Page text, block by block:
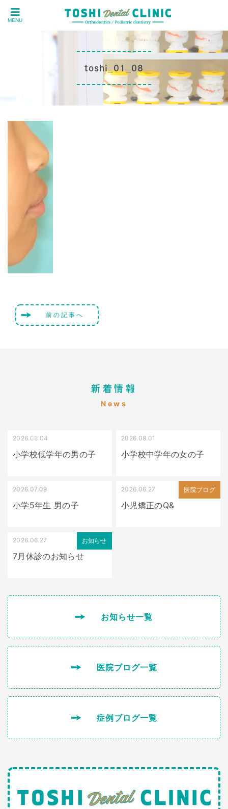
MENU
toshi_01_08
前の記事へ
新着情報
News
受け口（しゃくれている）
2026.08.04
小学校低学年の男の子
2026.08.01
小学校中学年の女の子
2026.07.09
小学5年生 男の子
医院ブログ
2026.06.27
小児矯正のQ&
お知らせ
2026.06.27
7月休診のお知らせ
お知らせ一覧
医院ブログ一覧
症例ブログ一覧